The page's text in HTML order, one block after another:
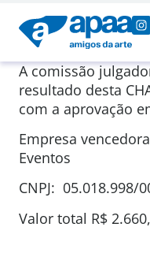
A comissão
resultado desta
com a aprovação
Empresa
Eventos
CNPJ: 05.018.998/
Valor total R$